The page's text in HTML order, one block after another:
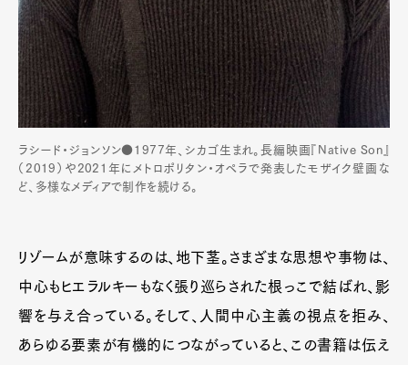
ラシード・ジョンソン●1977年、シカゴ生まれ。長編映画『Native Son』
（2019）や2021年にメトロポリタン・オペラで発表したモザイク壁画な
ど、多様なメディアで制作を続ける。
リゾームが意味するのは、地下茎。さまざまな思想や事物は、
中心もヒエラルキーもなく張り巡らされた根っこで結ばれ、影
響を与え合っている。そして、人間中心主義の視点を拒み、
あらゆる要素が有機的につながっていると、この書籍は伝え